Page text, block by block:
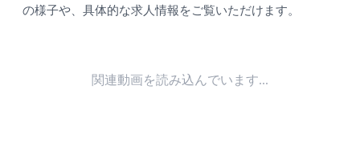
の様子や、具体的な求人情報をご覧いただけます。
関連動画を読み込んでいます...